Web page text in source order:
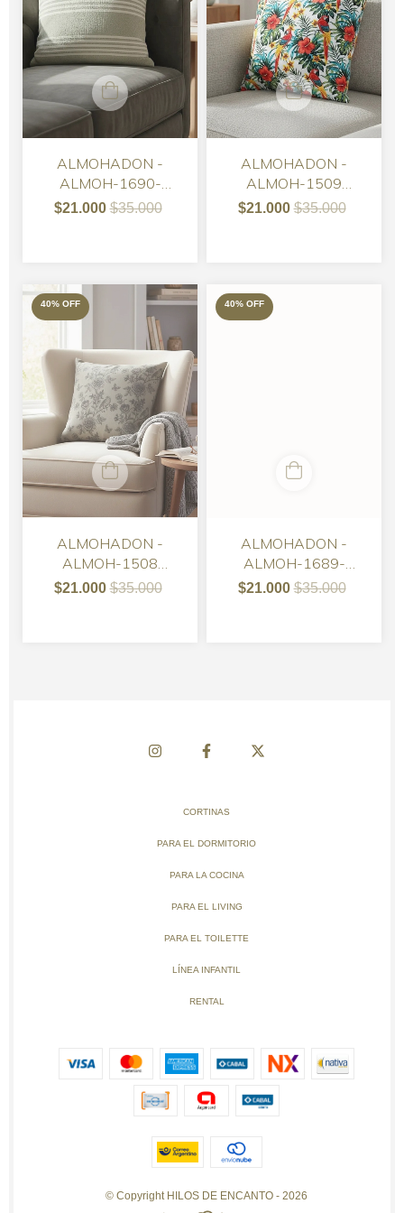
ALMOHADON -
ALMOH-1690-
ALMOHADON TUSOR
$21.000$35.000
ALMOHADON -
ALMOH-1509
GABARDINA 50 X 50
$21.000$35.000
40% OFF
ALMOHADON -
ALMOH-1508
GABARDINA 50 X 50
$21.000$35.000
40% OFF
ALMOHADON -
ALMOH-1689-
ALMOHADON
$21.000$35.000
CORTINAS
PARA EL DORMITORIO
PARA LA COCINA
PARA EL LIVING
PARA EL TOILETTE
LÍNEA INFANTIL
RENTAL
© Copyright HILOS DE ENCANTO - 2026